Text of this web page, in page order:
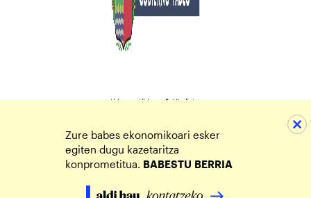
Zure babes ekonomikoari esker
egiten dugu kazetaritza
konprometitua. BABESTU BERRIA